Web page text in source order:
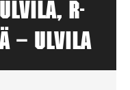
R-
ULVILA